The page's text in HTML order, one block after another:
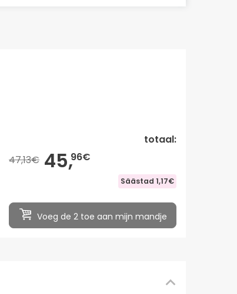
totaal:
47,13€ 45,96€
Säästad 1,17€
Voeg de 2 toe aan mijn mandje